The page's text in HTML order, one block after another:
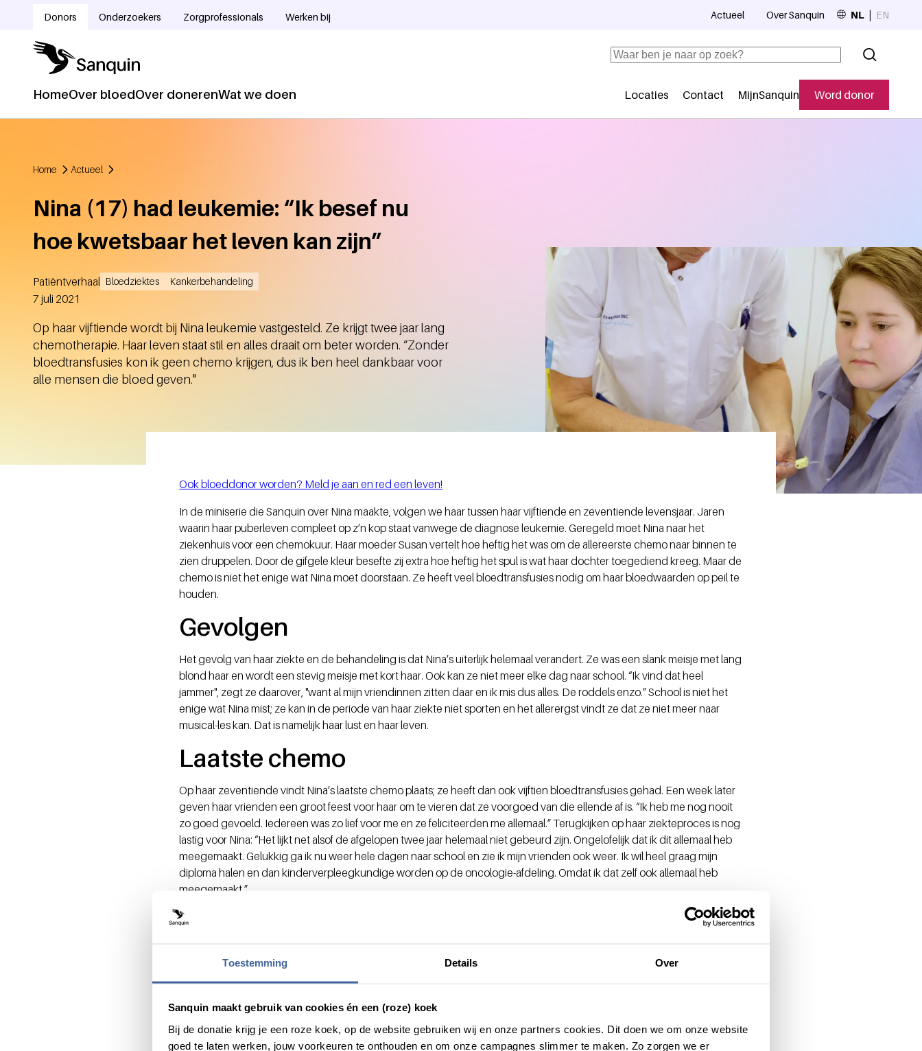
Toestemming Details Over
Sanquin maakt gebruik van cookies én een (roze) koek
Bij de donatie krijg je een roze koek, op de website gebruiken wij en onze partners cookies. Dit doen we om onze website
goed te laten werken, jouw voorkeuren te onthouden en om onze campagnes slimmer te maken. Zo zorgen we er
Donors Onderzoekers Zorgprofessionals Werken bij
Hoofdnavigatie
HomeOver bloedOver donerenWat we doen
Secundaire navigatie
Locaties Contact MijnSanquin Word donor
Actueel Over Sanquin NL EN
Zoeken
Home Actueel
Nina (17) had leukemie: “Ik besef nu
hoe kwetsbaar het leven kan zijn”
Patiëntverhaal Bloedziektes Kankerbehandeling
Aangemaakt
7 juli 2021
Op haar vijftiende wordt bij Nina leukemie vastgesteld. Ze krijgt twee jaar lang
chemotherapie. Haar leven staat stil en alles draait om beter worden. “Zonder
bloedtransfusies kon ik geen chemo krijgen, dus ik ben heel dankbaar voor
alle mensen die bloed geven."
Ook bloeddonor worden? Meld je aan en red een leven!
In de miniserie die Sanquin over Nina maakte, volgen we haar tussen haar vijftiende en zeventiende levensjaar. Jaren
waarin haar puberleven compleet op z’n kop staat vanwege de diagnose leukemie. Geregeld moet Nina naar het
ziekenhuis voor een chemokuur. Haar moeder Susan vertelt hoe heftig het was om de allereerste chemo naar binnen te
zien druppelen. Door de gifgele kleur besefte zij extra hoe heftig het spul is wat haar dochter toegediend kreeg. Maar de
chemo is niet het enige wat Nina moet doorstaan. Ze heeft veel bloedtransfusies nodig om haar bloedwaarden op peil te
houden.
Gevolgen
Het gevolg van haar ziekte en de behandeling is dat Nina’s uiterlijk helemaal verandert. Ze was een slank meisje met lang
blond haar en wordt een stevig meisje met kort haar. Ook kan ze niet meer elke dag naar school. “Ik vind dat heel
jammer", zegt ze daarover, "want al mijn vriendinnen zitten daar en ik mis dus alles. De roddels enzo.” School is niet het
enige wat Nina mist; ze kan in de periode van haar ziekte niet sporten en het allerergst vindt ze dat ze niet meer naar
musical-les kan. Dat is namelijk haar lust en haar leven.
Laatste chemo
Op haar zeventiende vindt Nina’s laatste chemo plaats; ze heeft dan ook vijftien bloedtransfusies gehad. Een week later
geven haar vrienden een groot feest voor haar om te vieren dat ze voorgoed van die ellende af is. “Ik heb me nog nooit
zo goed gevoeld. Iedereen was zo lief voor me en ze feliciteerden me allemaal.” Terugkijken op haar ziekteproces is nog
lastig voor Nina: “Het lijkt net alsof de afgelopen twee jaar helemaal niet gebeurd zijn. Ongelofelijk dat ik dit allemaal heb
meegemaakt. Gelukkig ga ik nu weer hele dagen naar school en zie ik mijn vrienden ook weer. Ik wil heel graag mijn
diploma halen en dan kinderverpleegkundige worden op de oncologie-afdeling. Omdat ik dat zelf ook allemaal heb
meegemaakt.”
Dankbaar
Daarom moet je echt blij zijn met wat je hebt. Ik ben heel dankbaar voor alle mensen die bloed geven. Zonder hen zou ik
niet weten of ik er überhaupt nog was geweest.”
Lees meer overleukemieof lees meer ervaringen van anderen
Bekijk hier de volledige videoreeks over Nina!